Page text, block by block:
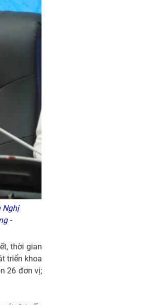
Nghị
-
thời gian
triển khoa
26 đơn vị;